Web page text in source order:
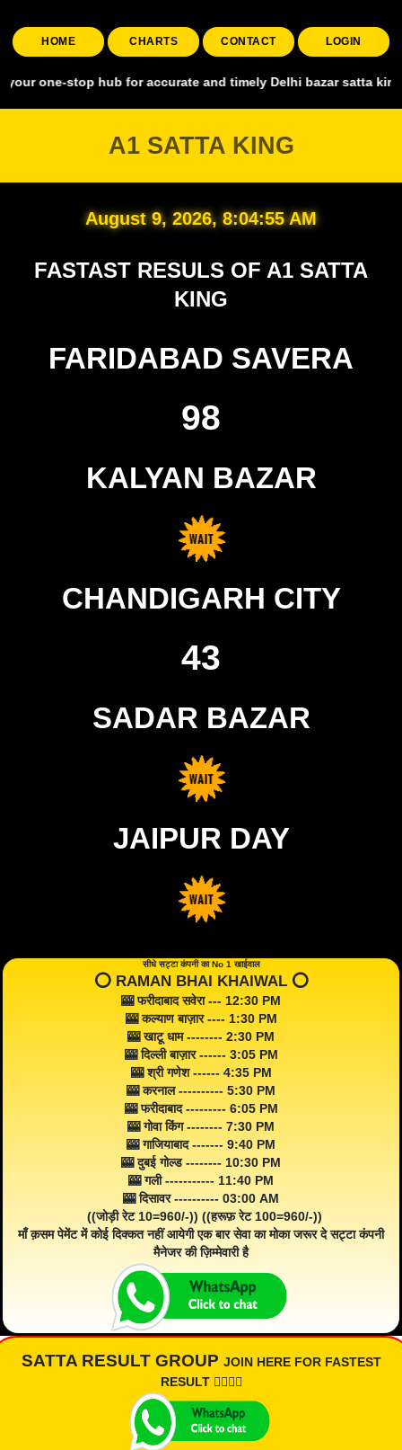
HOME CHARTS CONTACT LOGIN
hub for accurate and timely Delhi bazar satta king,
A1 SATTA KING
August 9, 2026, 8:04:56 AM
FASTAST RESULS OF A1 SATTA
KING
FARIDABAD SAVERA
98
KALYAN BAZAR
CHANDIGARH CITY
43
SADAR BAZAR
JAIPUR DAY
सीधे सट्टा कंपनी का No 1 खाईवाल
⭕️ RAMAN BHAI KHAIWAL ⭕️
🎰 फरीदाबाद सवेरा --- 12:30 PM
🎰 कल्याण बाज़ार ---- 1:30 PM
🎰 खाटू धाम -------- 2:30 PM
🎰 दिल्ली बाज़ार ------ 3:05 PM
🎰 श्री गणेश ------ 4:35 PM
🎰 करनाल ---------- 5:30 PM
🎰 फरीदाबाद --------- 6:05 PM
🎰 गोवा किंग -------- 7:30 PM
🎰 गाजियाबाद ------- 9:40 PM
🎰 दुबई गोल्ड -------- 10:30 PM
🎰 गली ----------- 11:40 PM
🎰 दिसावर ---------- 03:00 AM
((जोड़ी रेट 10=960/-)) ((हरूफ़ रेट 100=960/-))
माँ क़सम पेमेंट में कोई दिक्कत नहीं आयेगी एक बार सेवा का मोका जरूर दे सट्टा कंपनी
मैनेजर की ज़िम्मेवारी है
SATTA RESULT GROUP JOIN HERE FOR FASTEST
RESULT 👇🏾👇🏾